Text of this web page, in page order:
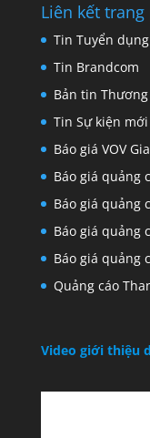
Liên kết
Tin Tuyển dụng
Tin Brandcom
Bản tin
Tin Sự kiện mới
Báo giá VOV
Báo giá quảng
Báo giá quảng
Báo giá quảng
Báo giá quảng
Quảng cáo
Video giới thiệu